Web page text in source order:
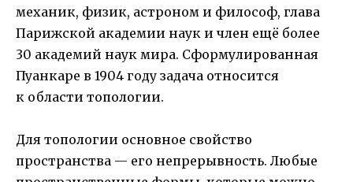
механик, физик, астроном и философ, глава
Парижской академии наук и член ещё более
30 академий наук мира. Сформулированная
Пуанкаре в 1904 году задача относится
к области топологии.
Для топологии основное свойство
пространства — его непрерывность. Любые